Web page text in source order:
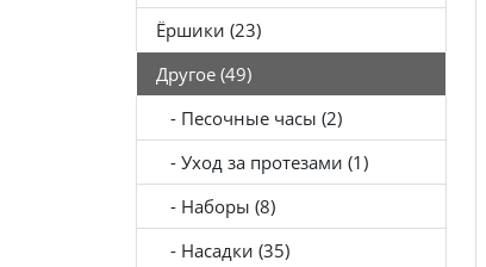
Ёршики (23)
Другое (49)
- Песочные часы (2)
- Уход за протезами (1)
- Наборы (8)
- Насадки (35)